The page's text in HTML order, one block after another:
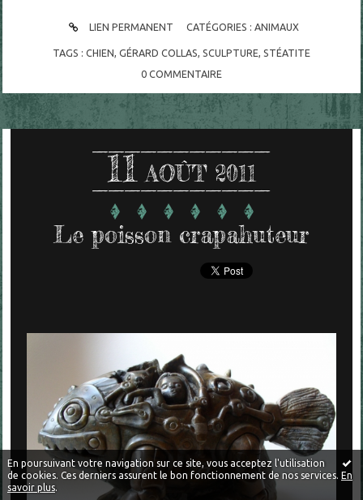
En poursuivant votre navigation sur ce site, vous acceptez l'utilisation
de cookies. Ces derniers assurent le bon fonctionnement de nos services. En
savoir plus.
LIEN PERMANENT CATÉGORIES : ANIMAUX
TAGS : CHIEN, GÉRARD COLLAS, SCULPTURE, STÉATITE
0 COMMENTAIRE
11 AOÛT 2011
Le poisson crapahuteur